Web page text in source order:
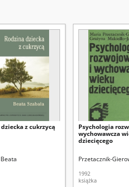
Tł.
z cukrzycą
Psychologia
wychowawcza
dziecięcego
Przetacznik-
1992
książka